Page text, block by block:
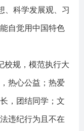
、科学发展观、习
自觉用中国特色
校规，模范执行大
热心公益；热爱
，团结同学；文
违纪行为且不在